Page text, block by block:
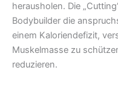
herausholen. Die
Bodybuilder die
einem Kaloriendefizit,
Muskelmasse zu
reduzieren.